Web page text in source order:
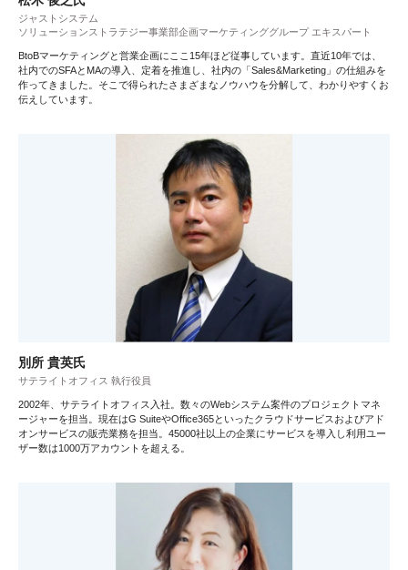
ジャストシステム
ソリューションストラテジー事業部企画マーケティンググループ エキスパート
BtoBマーケティングと営業企画にここ15年ほど従事しています。直近10年では、
社内でのSFAとMAの導入、定着を推進し、社内の「Sales&Marketing」の仕組みを
作ってきました。そこで得られたさまざまなノウハウを分解して、わかりやすくお
伝えしています。
別所 貴英氏
サテライトオフィス 執行役員
2002年、サテライトオフィス入社。数々のWebシステム案件のプロジェクトマネ
ージャーを担当。現在はG SuiteやOffice365といったクラウドサービスおよびアド
オンサービスの販売業務を担当。45000社以上の企業にサービスを導入し利用ユー
ザー数は1000万アカウントを超える。